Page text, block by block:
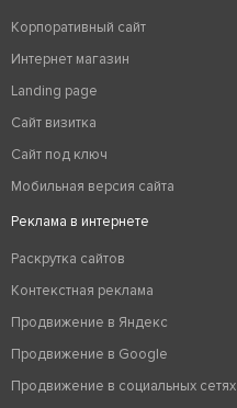
Корпоративный сайт
Интернет магазин
Landing page
Сайт визитка
Сайт под ключ
Мобильная версия сайта
Реклама в интернете
Раскрутка сайтов
Контекстная реклама
Продвижение в Яндекс
Продвижение в Google
Продвижение в социальных сетях